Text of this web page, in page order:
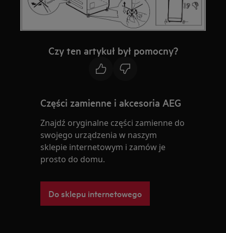
Czy ten artykuł był pomocny?
Części zamienne i akcesoria AEG
Znajdź oryginalne części zamienne do
swojego urządzenia w naszym
sklepie internetowym i zamów je
prosto do domu.
Do sklepu internetowego